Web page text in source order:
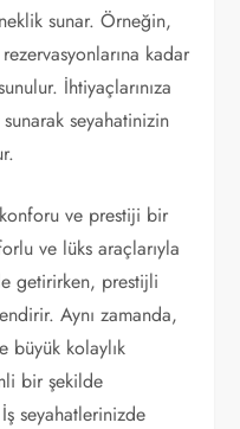
sunar. Örneğin,
kadar
İhtiyaçlarınıza
seyahatinizin
ve prestiji bir
ve lüks araçlarıyla
getirirken, prestijli
Aynı zamanda,
büyük kolaylık
bir şekilde
seyahatlerinizde